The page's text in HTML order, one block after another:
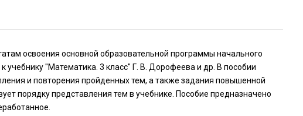
освоения основной образовательной программы начального
"Математика. 3 класс" Г. В. Дорофеева и др. В пособии
и повторения пройденных тем, а также задания повышенной
порядку представления тем в учебнике. Пособие предназначено